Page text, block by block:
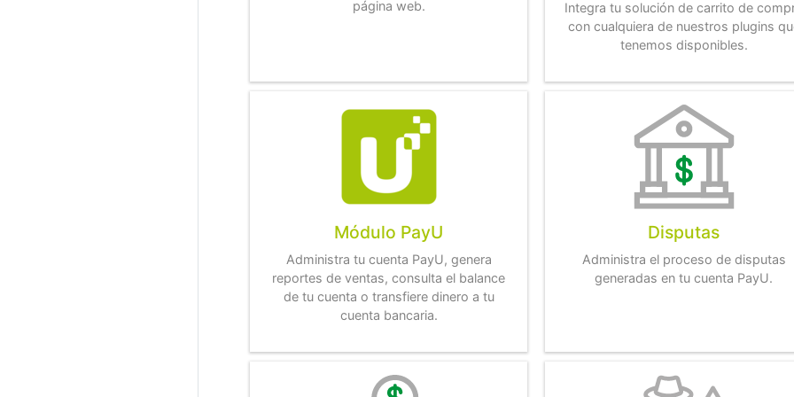
página web.
Integra tu solución de carrito de
con cualquiera de nuestros plugins
tenemos disponibles.
Módulo PayU
Administra tu cuenta PayU, genera
reportes de ventas, consulta el balance
de tu cuenta o transfiere dinero a tu
cuenta bancaria.
Disputas
Administra el proceso de disputas
generadas en tu cuenta PayU.